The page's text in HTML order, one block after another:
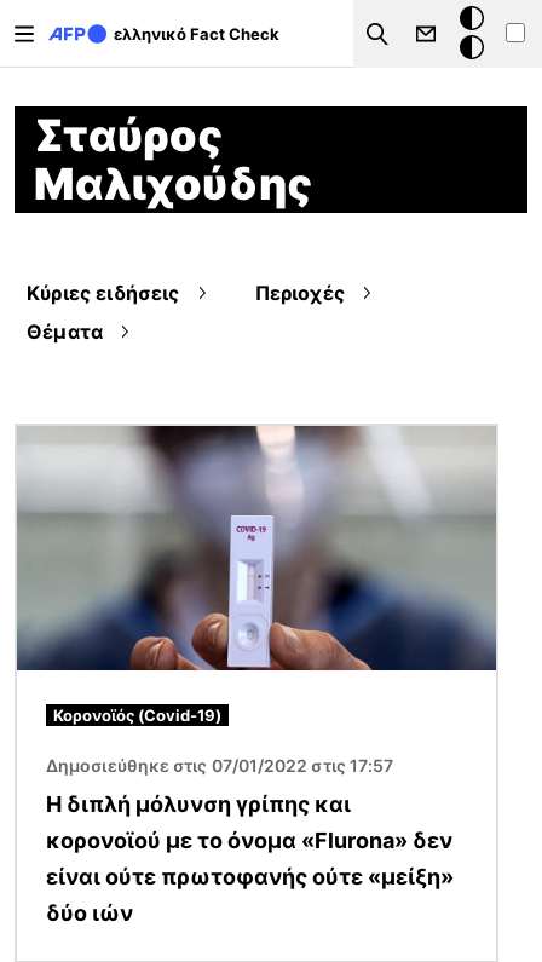
ελληνικό Fact Check
Search
Σκοτεινή
Σταύρος
Μαλιχούδης
Κύριες ειδήσεις
Περιοχές
Θέματα
Κορονοϊός (Covid-19)
Δημοσιεύθηκε στις 07/01/2022 στις 17:57
Η διπλή μόλυνση γρίπης και
κορονοϊού με το όνομα «Flurona» δεν
είναι ούτε πρωτοφανής ούτε «μείξη»
δύο ιών